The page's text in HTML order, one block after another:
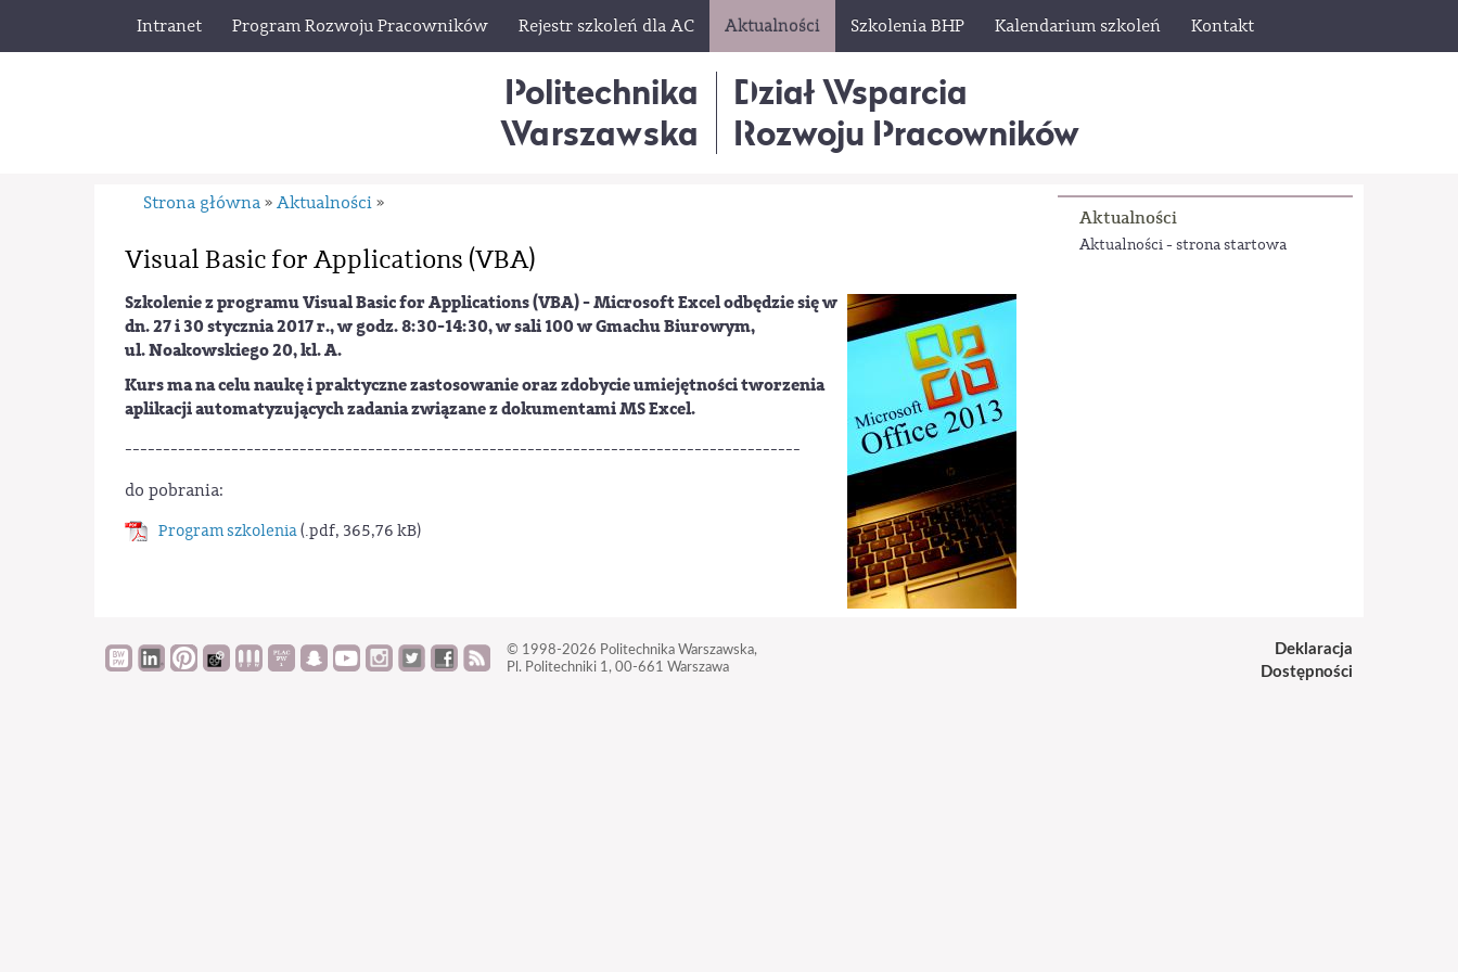
Intranet Program Rozwoju Pracowników Rejestr szkoleń dla AC Aktualności Szkolenia BHP Kalendarium szkoleń Kontakt
Politechnika
Warszawska
Dział Wsparcia
Rozwoju Pracowników
Aktualności
Aktualności - strona startowa
Strona główna » Aktualności »
Visual Basic for Applications (VBA)
Szkolenie z programu Visual Basic for Applications (VBA) - Microsoft Excel odbędzie się w
dn. 27 i 30 stycznia 2017 r., w godz. 8:30-14:30, w sali 100 w Gmachu Biurowym,
ul. Noakowskiego 20, kl. A.
Kurs ma na celu naukę i praktyczne zastosowanie oraz zdobycie umiejętności tworzenia
aplikacji automatyzujących zadania związane z dokumentami MS Excel.
-----------------------------------------------------------------------------------------
do pobrania:
Program szkolenia(.pdf, 365,76 kB)
© 1998-2026 Politechnika Warszawska,
Pl. Politechniki 1, 00-661 Warszawa
Deklaracja
Dostępności